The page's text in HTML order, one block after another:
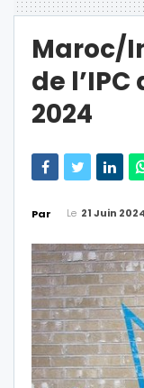
Maroc/
de
2024
Par Le 21 Juin